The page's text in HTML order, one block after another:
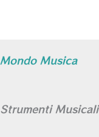
Mondo Musica
Strumenti Musicali